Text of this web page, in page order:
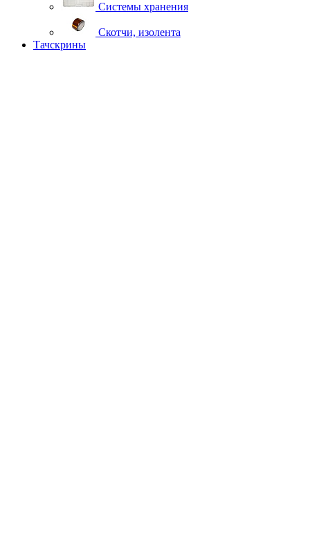
Системы хранения
Скотчи, изолента
Тачскрины